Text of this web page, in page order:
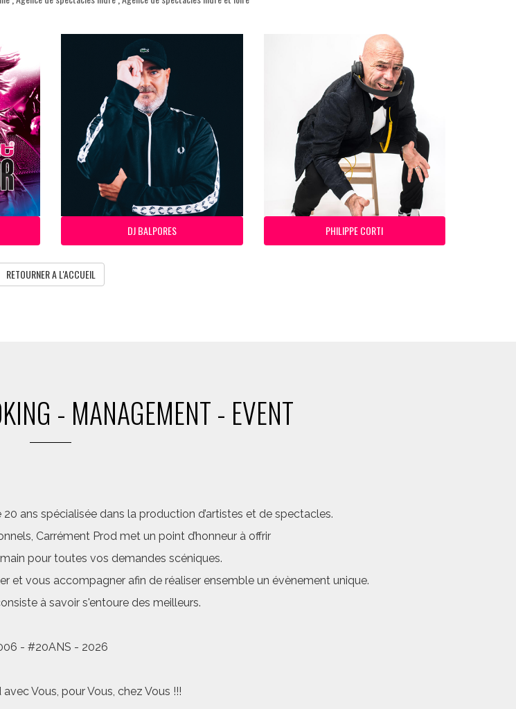
DJ BALPORES PHILIPPE CORTI
RETOURNER A L'ACCUEIL
- MANAGEMENT - EVENT
ans spécialisée dans la production d’artistes et de spectacles.
Carrément Prod met un point d’honneur à offrir
pour toutes vos demandes scéniques.
et vous accompagner afin de réaliser ensemble un évènement unique.
à savoir s'entoure des meilleurs.
- #20ANS - 2026
Vous, pour Vous, chez Vous !!!